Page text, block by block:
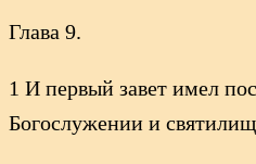
Глава 9.
1 И первый завет имел
Богослужении и